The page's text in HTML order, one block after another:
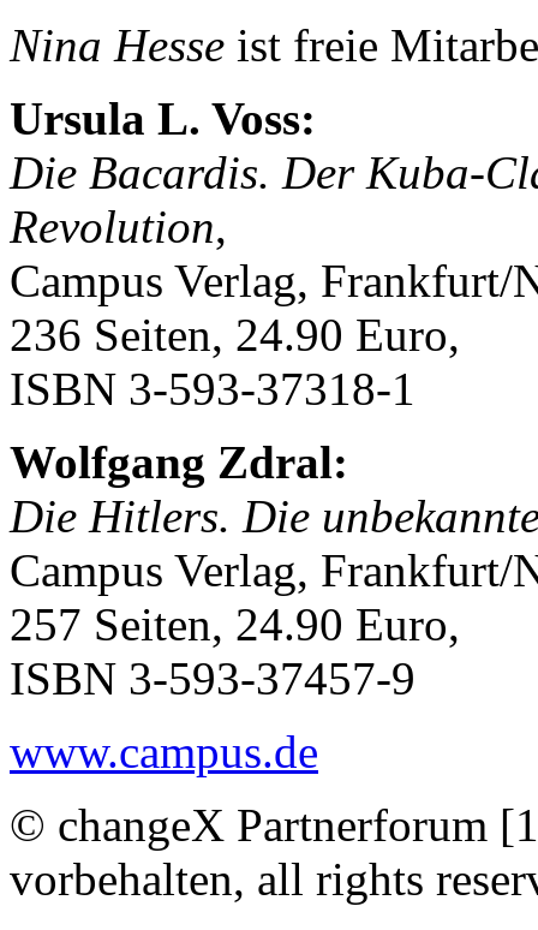
Nina Hesse ist freie
Ursula L. Voss:
Die Bacardis. Der Kuba-
Revolution,
Campus Verlag, Frankfurt/
236 Seiten, 24.90 Euro,
ISBN 3-593-37318-1
Wolfgang Zdral:
Die Hitlers. Die
Campus Verlag, Frankfurt/
257 Seiten, 24.90 Euro,
ISBN 3-593-37457-9
www.campus.de
© changeX Partnerforum
vorbehalten, all rights